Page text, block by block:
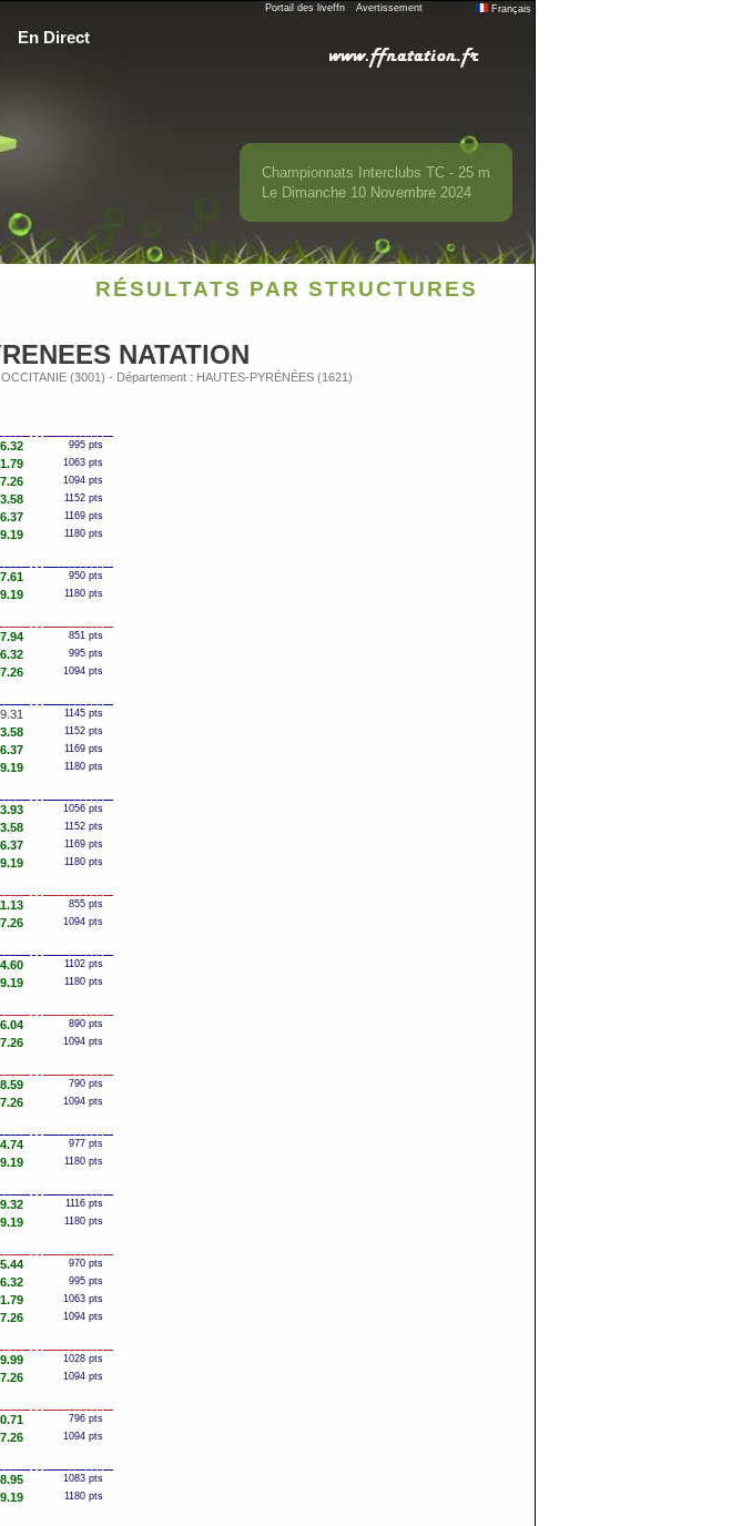
Portail des liveffn Avertissement Français
Championnats Interclubs TC - 25 m
Le Dimanche 10 Novembre 2024
En Direct
RÉSULTATS PAR STRUCTURES
NATATION
(3001) - Département : HAUTES-PYRÉNÉES (1621)
995 pts
1063 pts
1094 pts
1152 pts
1169 pts
1180 pts
950 pts
1180 pts
851 pts
995 pts
1094 pts
1145 pts
1152 pts
1169 pts
1180 pts
1056 pts
1152 pts
1169 pts
1180 pts
855 pts
1094 pts
1102 pts
1180 pts
890 pts
1094 pts
790 pts
1094 pts
977 pts
1180 pts
1116 pts
1180 pts
970 pts
995 pts
1063 pts
1094 pts
1028 pts
1094 pts
796 pts
1094 pts
1083 pts
1180 pts